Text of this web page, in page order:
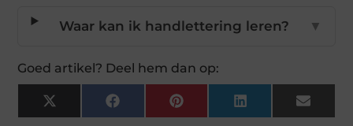
Waar kan ik handlettering leren? ▼
Goed artikel? Deel hem dan op:
X
(Twitter)
FacebookPinterestLinkedInEmail